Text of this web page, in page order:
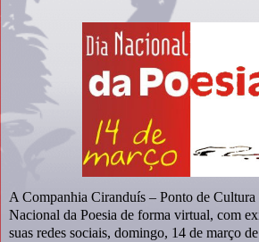
A Companhia Ciranduís – Ponto de
Nacional da Poesia de forma virtual, com
suas redes sociais, domingo, 14 de março